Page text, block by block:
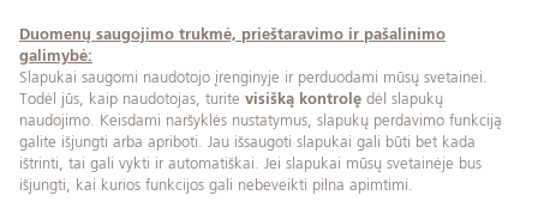
Duomenų saugojimo trukmė, prieštaravimo ir pašalinimo
galimybė:
Slapukai saugomi naudotojo įrenginyje ir perduodami mūsų svetainei.
Todėl jūs, kaip naudotojas, turite visišką kontrolę dėl slapukų
naudojimo. Keisdami naršyklės nustatymus, slapukų perdavimo funkciją
galite išjungti arba apriboti. Jau išsaugoti slapukai gali būti bet kada
ištrinti, tai gali vykti ir automatiškai. Jei slapukai mūsų svetainėje bus
išjungti, kai kurios funkcijos gali nebeveikti pilna apimtimi.